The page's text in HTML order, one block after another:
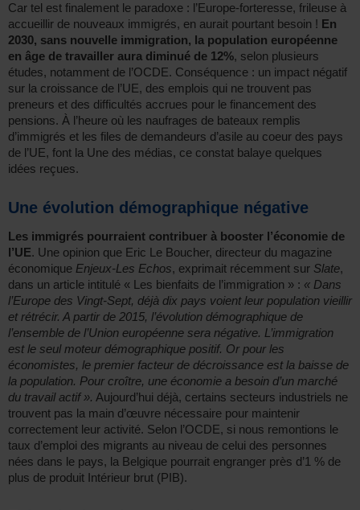
Car tel est finalement le paradoxe : l’Europe-forteresse, frileuse à
accueillir de nouveaux immigrés, en aurait pourtant besoin ! En
2030, sans nouvelle immigration, la population européenne
en âge de travailler aura diminué de 12%, selon plusieurs
études, notamment de l’OCDE. Conséquence : un impact négatif
sur la croissance de l’UE, des emplois qui ne trouvent pas
preneurs et des difficultés accrues pour le financement des
pensions. À l’heure où les naufrages de bateaux remplis
d’immigrés et les files de demandeurs d’asile au coeur des pays
de l’UE, font la Une des médias, ce constat balaye quelques
idées reçues.
Une évolution démographique négative
Les immigrés pourraient contribuer à booster l’économie de
l’UE. Une opinion que Eric Le Boucher, directeur du magazine
économique Enjeux-Les Echos, exprimait récemment sur Slate,
dans un article intitulé « Les bienfaits de l’immigration » : « Dans
l’Europe des Vingt-Sept, déjà dix pays voient leur population vieillir
et rétrécir. A partir de 2015, l’évolution démographique de
l’ensemble de l’Union européenne sera négative. L’immigration
est le seul moteur démographique positif. Or pour les
économistes, le premier facteur de décroissance est la baisse de
la population. Pour croître, une économie a besoin d’un marché
du travail actif ». Aujourd’hui déjà, certains secteurs industriels ne
trouvent pas la main d’œuvre nécessaire pour maintenir
correctement leur activité. Selon l’OCDE, si nous remontions le
taux d’emploi des migrants au niveau de celui des personnes
nées dans le pays, la Belgique pourrait engranger près d’1 % de
plus de produit Intérieur brut (PIB).